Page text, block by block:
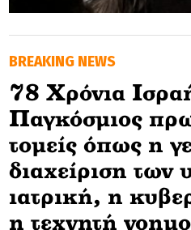
SOOZIE’S FRIENDS
CULTURE
TASTELAND
TECH
HEALTH
BREAKING NEWS
78 Xρόνια
Παγκόσμιος
τομείς όπως η
διαχείριση των
ιατρική, η
η τεχνητή